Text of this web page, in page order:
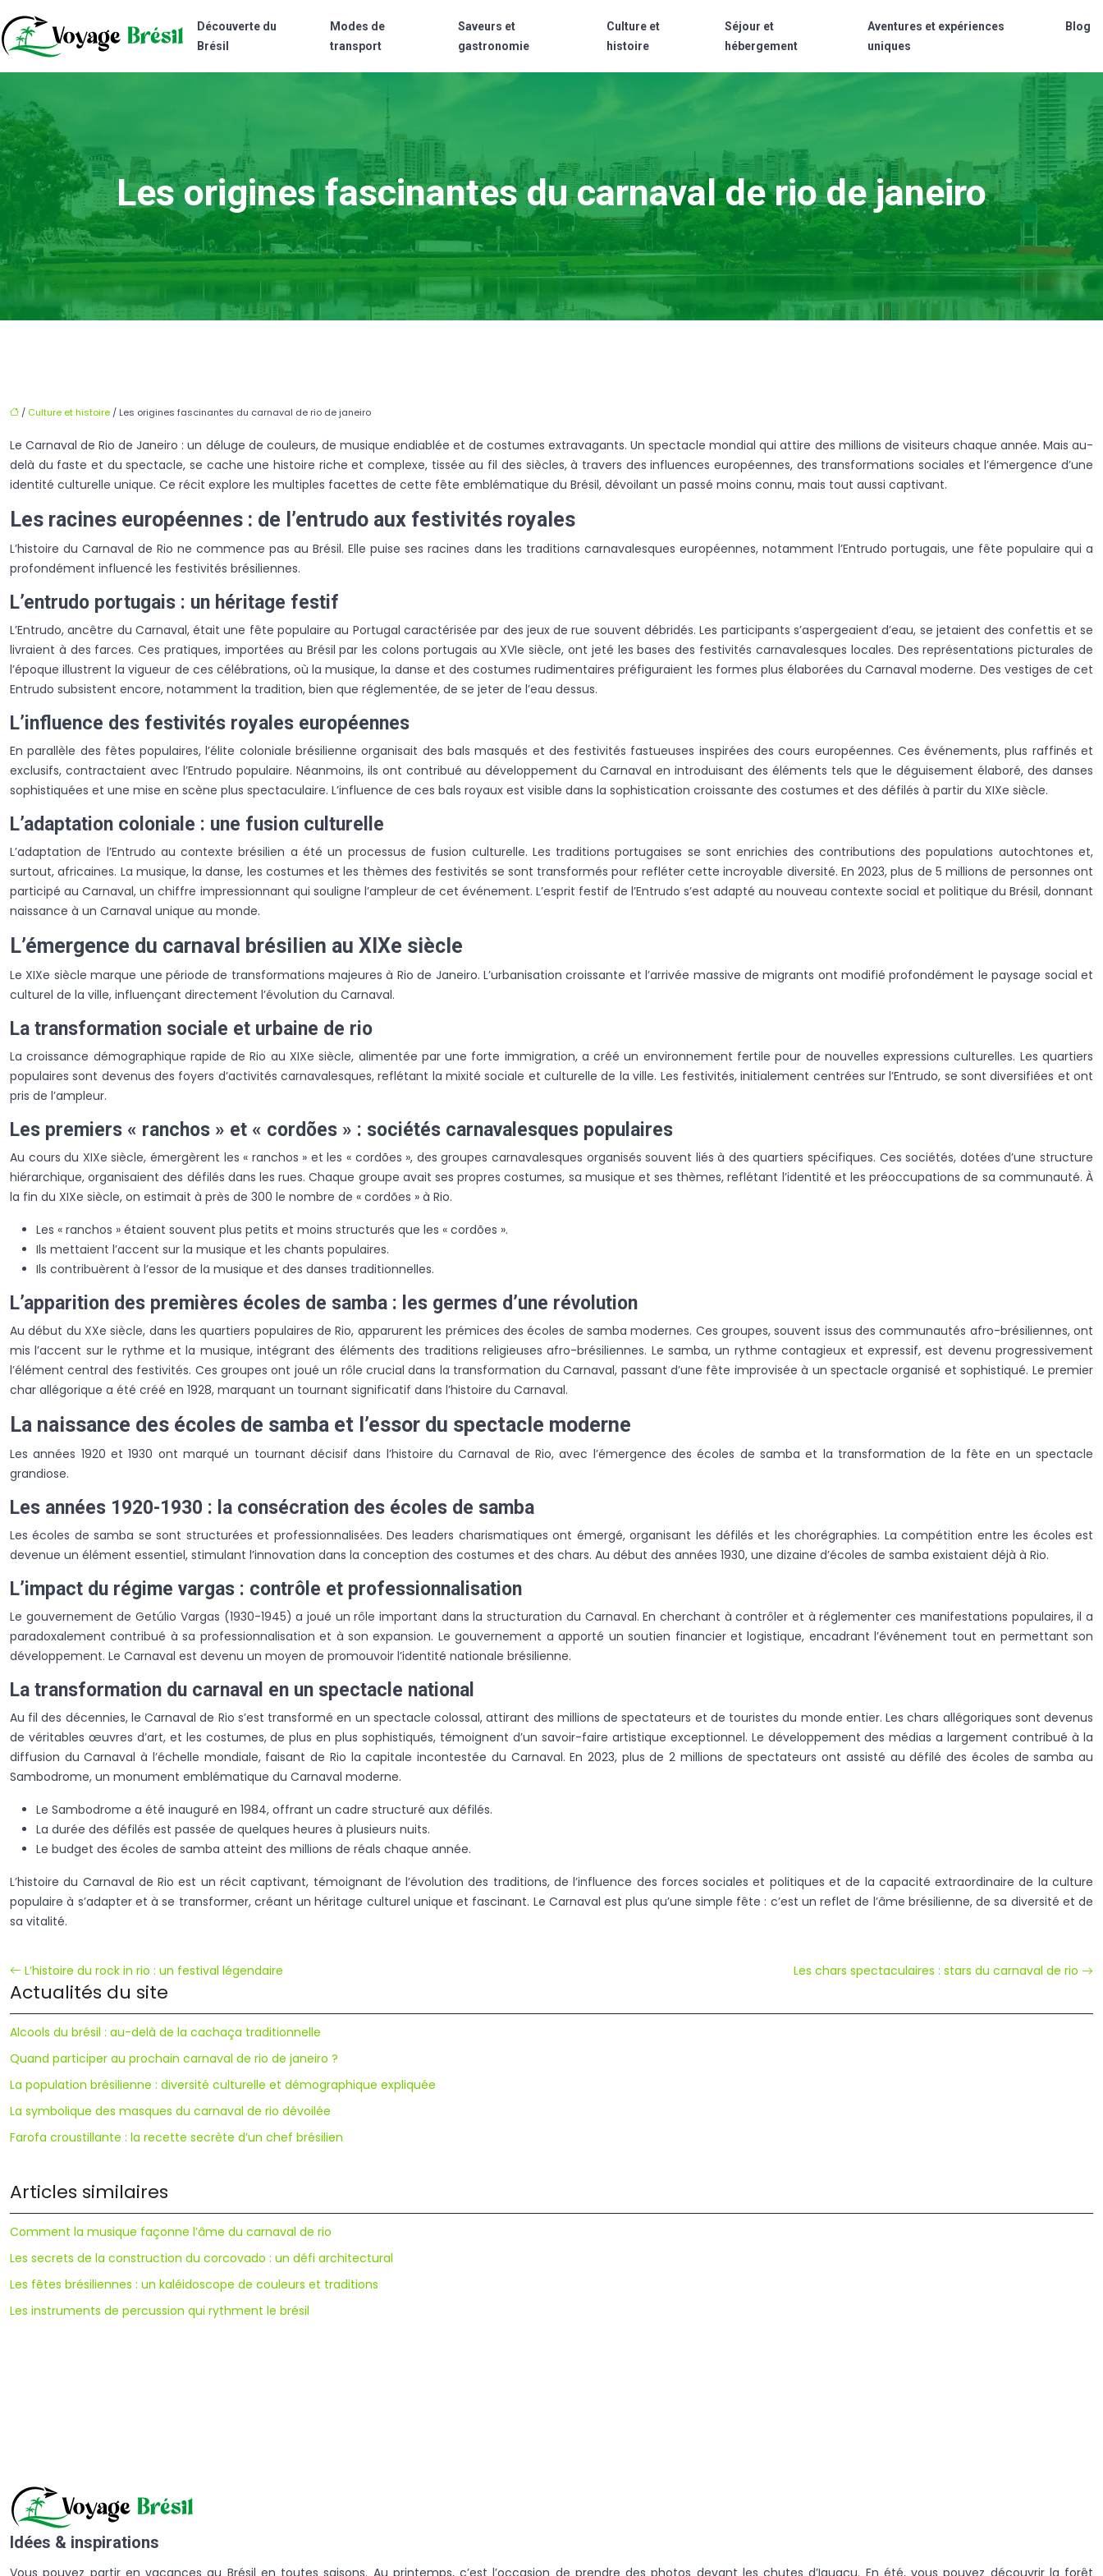
Découverte du
Brésil
Modes de
transport
Saveurs et
gastronomie
Culture et
histoire
Séjour et
hébergement
Aventures et expériences
uniques
Blog
Les origines fascinantes du carnaval de rio de janeiro
/ Culture et histoire / Les origines fascinantes du carnaval de rio de janeiro
Le Carnaval de Rio de Janeiro : un déluge de couleurs, de musique endiablée et de costumes extravagants. Un spectacle mondial qui attire des millions de visiteurs chaque année. Mais au-
delà du faste et du spectacle, se cache une histoire riche et complexe, tissée au fil des siècles, à travers des influences européennes, des transformations sociales et l’émergence d’une
identité culturelle unique. Ce récit explore les multiples facettes de cette fête emblématique du Brésil, dévoilant un passé moins connu, mais tout aussi captivant.
Les racines européennes : de l’entrudo aux festivités royales
L’histoire du Carnaval de Rio ne commence pas au Brésil. Elle puise ses racines dans les traditions carnavalesques européennes, notamment l’Entrudo portugais, une fête populaire qui a
profondément influencé les festivités brésiliennes.
L’entrudo portugais : un héritage festif
L’Entrudo, ancêtre du Carnaval, était une fête populaire au Portugal caractérisée par des jeux de rue souvent débridés. Les participants s’aspergeaient d’eau, se jetaient des confettis et se
livraient à des farces. Ces pratiques, importées au Brésil par les colons portugais au XVIe siècle, ont jeté les bases des festivités carnavalesques locales. Des représentations picturales de
l’époque illustrent la vigueur de ces célébrations, où la musique, la danse et des costumes rudimentaires préfiguraient les formes plus élaborées du Carnaval moderne. Des vestiges de cet
Entrudo subsistent encore, notamment la tradition, bien que réglementée, de se jeter de l’eau dessus.
L’influence des festivités royales européennes
En parallèle des fêtes populaires, l’élite coloniale brésilienne organisait des bals masqués et des festivités fastueuses inspirées des cours européennes. Ces événements, plus raffinés et
exclusifs, contractaient avec l’Entrudo populaire. Néanmoins, ils ont contribué au développement du Carnaval en introduisant des éléments tels que le déguisement élaboré, des danses
sophistiquées et une mise en scène plus spectaculaire. L’influence de ces bals royaux est visible dans la sophistication croissante des costumes et des défilés à partir du XIXe siècle.
L’adaptation coloniale : une fusion culturelle
L’adaptation de l’Entrudo au contexte brésilien a été un processus de fusion culturelle. Les traditions portugaises se sont enrichies des contributions des populations autochtones et,
surtout, africaines. La musique, la danse, les costumes et les thèmes des festivités se sont transformés pour refléter cette incroyable diversité. En 2023, plus de 5 millions de personnes ont
participé au Carnaval, un chiffre impressionnant qui souligne l’ampleur de cet événement. L’esprit festif de l’Entrudo s’est adapté au nouveau contexte social et politique du Brésil, donnant
naissance à un Carnaval unique au monde.
L’émergence du carnaval brésilien au XIXe siècle
Le XIXe siècle marque une période de transformations majeures à Rio de Janeiro. L’urbanisation croissante et l’arrivée massive de migrants ont modifié profondément le paysage social et
culturel de la ville, influençant directement l’évolution du Carnaval.
La transformation sociale et urbaine de rio
La croissance démographique rapide de Rio au XIXe siècle, alimentée par une forte immigration, a créé un environnement fertile pour de nouvelles expressions culturelles. Les quartiers
populaires sont devenus des foyers d’activités carnavalesques, reflétant la mixité sociale et culturelle de la ville. Les festivités, initialement centrées sur l’Entrudo, se sont diversifiées et ont
pris de l’ampleur.
Les premiers « ranchos » et « cordões » : sociétés carnavalesques populaires
Au cours du XIXe siècle, émergèrent les « ranchos » et les « cordões », des groupes carnavalesques organisés souvent liés à des quartiers spécifiques. Ces sociétés, dotées d’une structure
hiérarchique, organisaient des défilés dans les rues. Chaque groupe avait ses propres costumes, sa musique et ses thèmes, reflétant l’identité et les préoccupations de sa communauté. À
la fin du XIXe siècle, on estimait à près de 300 le nombre de « cordões » à Rio.
Les « ranchos » étaient souvent plus petits et moins structurés que les « cordões ».
Ils mettaient l’accent sur la musique et les chants populaires.
Ils contribuèrent à l’essor de la musique et des danses traditionnelles.
L’apparition des premières écoles de samba : les germes d’une révolution
Au début du XXe siècle, dans les quartiers populaires de Rio, apparurent les prémices des écoles de samba modernes. Ces groupes, souvent issus des communautés afro-brésiliennes, ont
mis l’accent sur le rythme et la musique, intégrant des éléments des traditions religieuses afro-brésiliennes. Le samba, un rythme contagieux et expressif, est devenu progressivement
l’élément central des festivités. Ces groupes ont joué un rôle crucial dans la transformation du Carnaval, passant d’une fête improvisée à un spectacle organisé et sophistiqué. Le premier
char allégorique a été créé en 1928, marquant un tournant significatif dans l’histoire du Carnaval.
La naissance des écoles de samba et l’essor du spectacle moderne
Les années 1920 et 1930 ont marqué un tournant décisif dans l’histoire du Carnaval de Rio, avec l’émergence des écoles de samba et la transformation de la fête en un spectacle
grandiose.
Les années 1920-1930 : la consécration des écoles de samba
Les écoles de samba se sont structurées et professionnalisées. Des leaders charismatiques ont émergé, organisant les défilés et les chorégraphies. La compétition entre les écoles est
devenue un élément essentiel, stimulant l’innovation dans la conception des costumes et des chars. Au début des années 1930, une dizaine d’écoles de samba existaient déjà à Rio.
L’impact du régime vargas : contrôle et professionnalisation
Le gouvernement de Getúlio Vargas (1930-1945) a joué un rôle important dans la structuration du Carnaval. En cherchant à contrôler et à réglementer ces manifestations populaires, il a
paradoxalement contribué à sa professionnalisation et à son expansion. Le gouvernement a apporté un soutien financier et logistique, encadrant l’événement tout en permettant son
développement. Le Carnaval est devenu un moyen de promouvoir l’identité nationale brésilienne.
La transformation du carnaval en un spectacle national
Au fil des décennies, le Carnaval de Rio s’est transformé en un spectacle colossal, attirant des millions de spectateurs et de touristes du monde entier. Les chars allégoriques sont devenus
de véritables œuvres d’art, et les costumes, de plus en plus sophistiqués, témoignent d’un savoir-faire artistique exceptionnel. Le développement des médias a largement contribué à la
diffusion du Carnaval à l’échelle mondiale, faisant de Rio la capitale incontestée du Carnaval. En 2023, plus de 2 millions de spectateurs ont assisté au défilé des écoles de samba au
Sambodrome, un monument emblématique du Carnaval moderne.
Le Sambodrome a été inauguré en 1984, offrant un cadre structuré aux défilés.
La durée des défilés est passée de quelques heures à plusieurs nuits.
Le budget des écoles de samba atteint des millions de réals chaque année.
L’histoire du Carnaval de Rio est un récit captivant, témoignant de l’évolution des traditions, de l’influence des forces sociales et politiques et de la capacité extraordinaire de la culture
populaire à s’adapter et à se transformer, créant un héritage culturel unique et fascinant. Le Carnaval est plus qu’une simple fête : c’est un reflet de l’âme brésilienne, de sa diversité et de
sa vitalité.
L’histoire du rock in rio : un festival légendaire Les chars spectaculaires : stars du carnaval de rio
Actualités du site
Alcools du brésil : au-delà de la cachaça traditionnelle
Quand participer au prochain carnaval de rio de janeiro ?
La population brésilienne : diversité culturelle et démographique expliquée
La symbolique des masques du carnaval de rio dévoilée
Farofa croustillante : la recette secrète d’un chef brésilien
Articles similaires
Comment la musique façonne l’âme du carnaval de rio
Les secrets de la construction du corcovado : un défi architectural
Les fêtes brésiliennes : un kaléidoscope de couleurs et traditions
Les instruments de percussion qui rythment le brésil
Idées & inspirations
Vous pouvez partir en vacances au Brésil en toutes saisons. Au printemps, c’est l’occasion de prendre des photos devant les chutes d’Iguaçu. En été, vous pouvez découvrir la forêt